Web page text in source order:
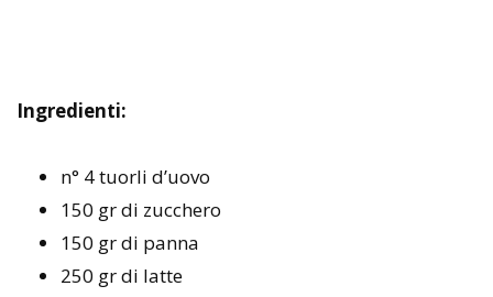
Ingredienti:
n° 4 tuorli d’uovo
150 gr di zucchero
150 gr di panna
250 gr di latte